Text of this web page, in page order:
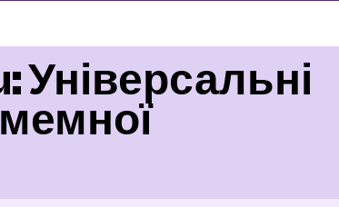
Універсальні